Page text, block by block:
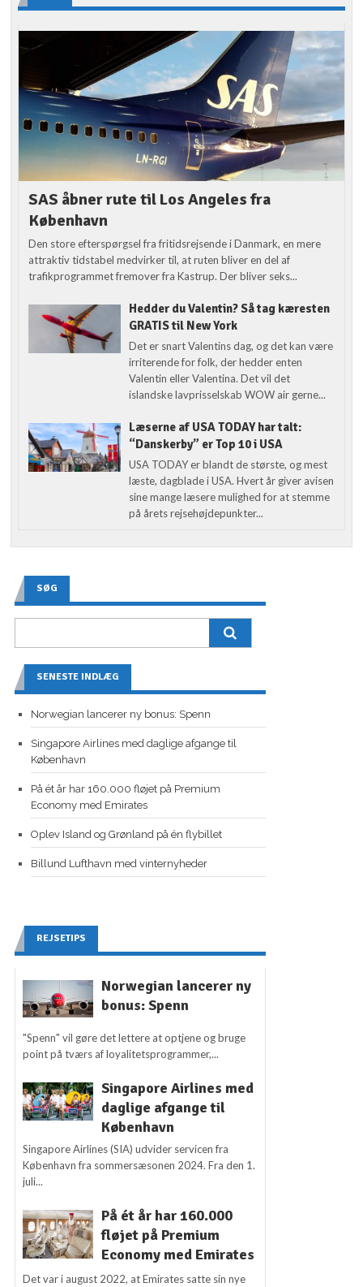
SAS åbner rute til Los Angeles fra
København
Den store efterspørgsel fra fritidsrejsende i Danmark, en mere
attraktiv tidstabel medvirker til, at ruten bliver en del af
trafikprogrammet fremover fra Kastrup. Der bliver seks...
Hedder du Valentin? Så tag kæresten
GRATIS til New York
Det er snart Valentins dag, og det kan være
irriterende for folk, der hedder enten
Valentin eller Valentina. Det vil det
islandske lavprisselskab WOW air gerne...
Læserne af USA TODAY har talt:
“Danskerby” er Top 10 i USA
USA TODAY er blandt de største, og mest
læste, dagblade i USA. Hvert år giver avisen
sine mange læsere mulighed for at stemme
på årets rejsehøjdepunkter...
SØG
SENESTE INDLÆG
Norwegian lancerer ny bonus: Spenn
Singapore Airlines med daglige afgange til
København
På ét år har 160.000 fløjet på Premium
Economy med Emirates
Oplev Island og Grønland på én flybillet
Billund Lufthavn med vinternyheder
REJSETIPS
Norwegian lancerer ny
bonus: Spenn
"Spenn" vil gøre det lettere at optjene og bruge
point på tværs af loyalitetsprogrammer,...
Singapore Airlines med
daglige afgange til
København
Singapore Airlines (SIA) udvider servicen fra
København fra sommersæsonen 2024. Fra den 1.
juli...
På ét år har 160.000
fløjet på Premium
Economy med Emirates
Det var i august 2022, at Emirates satte sin nye